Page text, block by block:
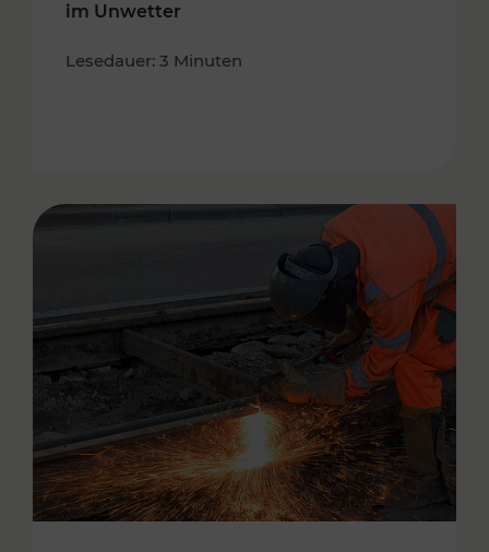
im Unwetter
Lesedauer: 3 Minuten